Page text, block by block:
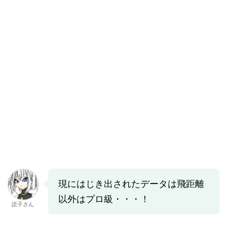
読子さん
現にはじき出されたデータは飛距離
以外はプロ級・・・！